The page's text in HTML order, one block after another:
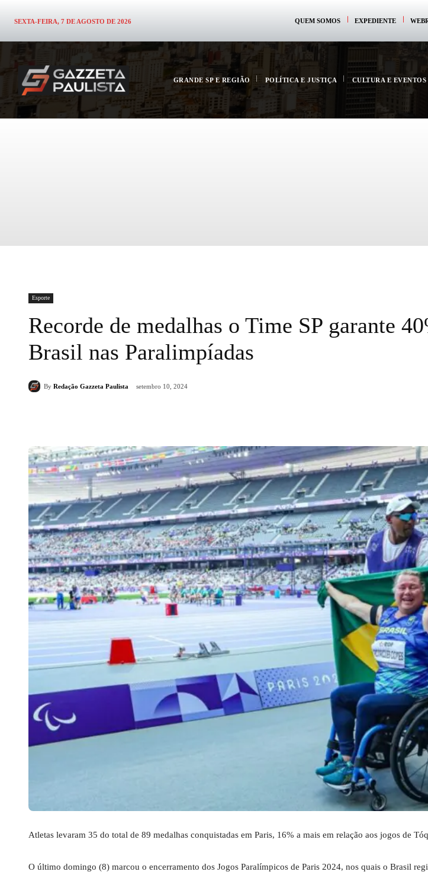
SEXTA-FEIRA, 7 DE AGOSTO DE 2026 QUEM SOMOS EXPEDIENTE
GRANDE SP E REGIÃO POLÍTICA E JUSTIÇA CULTURA E EVENTOS
Esporte
Recorde de medalhas o Time SP garante
Brasil nas Paralimpíadas
By Redação Gazzeta Paulista setembro 10, 2024
Atletas levaram 35 do total de 89 medalhas conquistadas em Paris, 16% a mais em relação aos jogos de
O último domingo (8) marcou o encerramento dos Jogos Paralímpicos de Paris 2024, nos quais o Brasil